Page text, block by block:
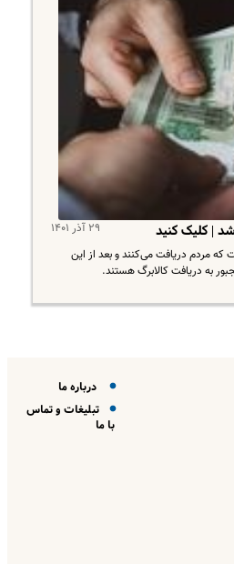
۲۹ آذر ۱۴۰۱ | کلیک کنید
که مردم دریافت می‌کنند و بعد از این
به دریافت کالابرگ هستند.
درباره ما
تبلیغات و تماس
با ما